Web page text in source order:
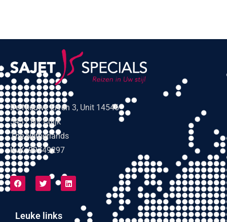
De Nieuwe Erven 3, Unit 14546
5431 NV Cuijk
The Netherlands
KvK: 99749297
Leuke links